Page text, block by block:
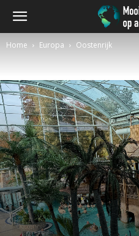
Home Europa Oostenrijk
Oostenrijk